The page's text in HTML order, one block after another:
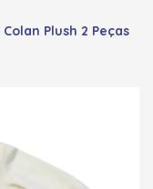
Plush 2 Peças